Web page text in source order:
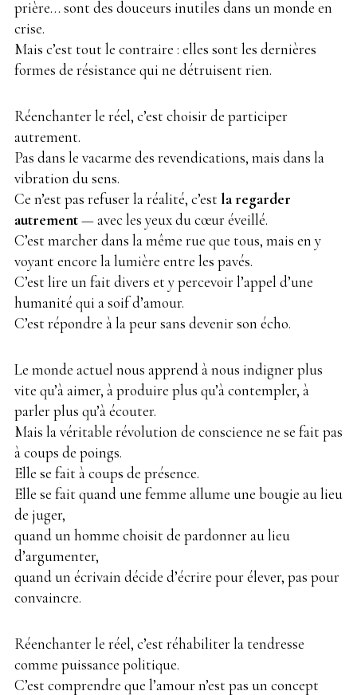
prière… sont des douceurs inutiles dans un monde en
crise.
Mais c’est tout le contraire : elles sont les dernières
formes de résistance qui ne détruisent rien.
Réenchanter le réel, c’est choisir de participer
autrement.
Pas dans le vacarme des revendications, mais dans la
vibration du sens.
Ce n’est pas refuser la réalité, c’est la regarder
autrement— avec les yeux du cœur éveillé.
C’est marcher dans la même rue que tous, mais en y
voyant encore la lumière entre les pavés.
C’est lire un fait divers et y percevoir l’appel d’une
humanité qui a soif d’amour.
C’est répondre à la peur sans devenir son écho.
Le monde actuel nous apprend à nous indigner plus
vite qu’à aimer, à produire plus qu’à contempler, à
parler plus qu’à écouter.
Mais la véritable révolution de conscience ne se fait pas
à coups de poings.
Elle se fait à coups de présence.
Elle se fait quand une femme allume une bougie au lieu
de juger,
quand un homme choisit de pardonner au lieu
d’argumenter,
quand un écrivain décide d’écrire pour élever, pas pour
convaincre.
Réenchanter le réel, c’est réhabiliter la tendresse
comme puissance politique.
C’est comprendre que l’amour n’est pas un concept